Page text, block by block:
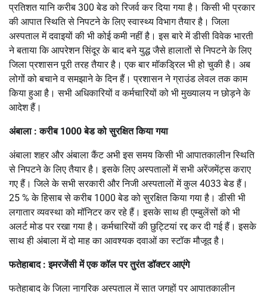
प्रतिशत यानि करीब 300 बेड को रिजर्व कर दिया गया है। किसी भी प्रकार
की आपात स्थिति से निपटने के लिए स्वास्थ्य विभाग तैयार है। जिला
अस्पताल में दवाइयों की भी कोई कमी नहीं है। इस बारे में डीसी विवेक भारती
ने बताया कि आपरेशन सिंदूर के बाद बने युद्ध जैसे हालातों से निपटने के लिए
जिला प्रशासन पूरी तरह तैयार है। एक बार मॉकड्रिल भी हो चुकी है। अब
लोगों को बचाने व समझाने के दिन हैं। प्रशासन ने ग्राउंड लेवल तक काम
किया हुआ है। सभी अधिकारियों व कर्मचारियों को भी मुख्यालय न छोड़ने के
आदेश हैं।
अंबाला : करीब 1000 बेड को सुरक्षित किया गया
अंबाला शहर और अंबाला कैंट अभी इस समय किसी भी आपातकालीन स्थिति
से निपटने के लिए तैयार है। इसके लिए अस्पतालों में सभी अरेंजमेंट्स कराए
गए हैं। जिले के सभी सरकारी और निजी अस्पतालों में कुल 4033 बेड हैं।
25 % के हिसाब से करीब 1000 बेड को सुरक्षित किया गया है। डीसी भी
लगातार व्यवस्था को मॉनिटर कर रहे हैं। इसके साथ ही एम्बुलेंसों को भी
अलर्ट मोड पर रखा गया है। कर्मचारियों की छुट्टियां रद्द कर दी गई हैं। इसके
साथ ही अंबाला में दो माह का आवश्यक दवाओं का स्टॉक मौजूद है।
फतेहाबाद : इमरजेंसी में एक कॉल पर तुरंत डॉक्टर आएंगे
फतेहाबाद के जिला नागरिक अस्पताल में सात जगहों पर आपातकालीन